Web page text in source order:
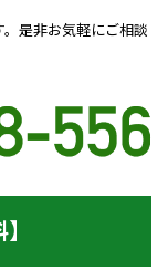
是非お気軽にご相談